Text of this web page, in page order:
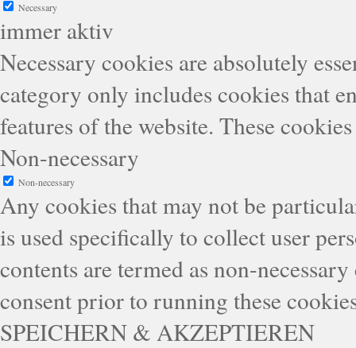
Necessary
immer aktiv
Necessary cookies are absolutely
category only includes cookies that
features of the website. These
Non-necessary
Non-necessary
Any cookies that may not be
is used specifically to collect user
contents are termed as non-
consent prior to running these
SPEICHERN & AKZEPTIEREN